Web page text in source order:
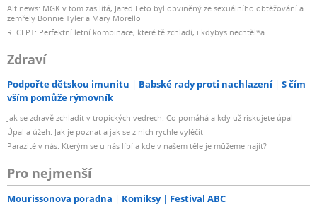
Alt news: MGK v tom zas lítá, Jared Leto byl obviněný ze sexuálního obtěžování a
zemřely Bonnie Tyler a Mary Morello
RECEPT: Perfektní letní kombinace, které tě zchladí, i kdybys nechtěl*a
Zdraví
Podpořte dětskou imunitu Babské rady proti nachlazení
S čím
vším pomůže rýmovník
Jak se zdravě zchladit v tropických vedrech: Co pomáhá a kdy už riskujete úpal
Úpal a úžeh: Jak je poznat a jak se z nich rychle vyléčit
Parazité v nás: Kterým se u nás líbí a kde v našem těle je můžeme najít?
Pro nejmenší
Mourissonova poradna Komiksy Festival ABC